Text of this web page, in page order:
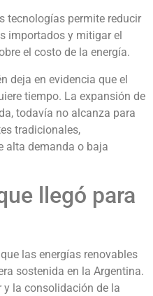
tecnologías permite reducir
importados y mitigar el
el costo de la energía.
deja en evidencia que el
tiempo. La expansión de
todavía no alcanza para
tradicionales,
alta demanda o baja
llegó para
las energías renovables
sostenida en la Argentina.
y la consolidación de la